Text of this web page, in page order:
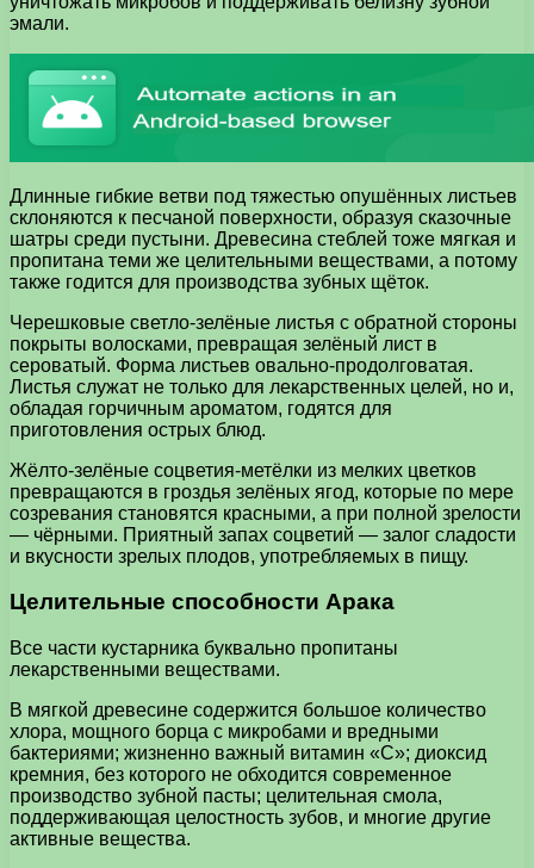
эмали.
Длинные гибкие ветви под тяжестью опушённых листьев
склоняются к песчаной поверхности, образуя сказочные
шатры среди пустыни. Древесина стеблей тоже мягкая и
пропитана теми же целительными веществами, а потому
также годится для производства зубных щёток.
Черешковые светло-зелёные листья с обратной стороны
покрыты волосками, превращая зелёный лист в
сероватый. Форма листьев овально-продолговатая.
Листья служат не только для лекарственных целей, но и,
обладая горчичным ароматом, годятся для
приготовления острых блюд.
Жёлто-зелёные соцветия-метёлки из мелких цветков
превращаются в гроздья зелёных ягод, которые по мере
созревания становятся красными, а при полной зрелости
— чёрными. Приятный запах соцветий — залог сладости
и вкусности зрелых плодов, употребляемых в пищу.
Целительные способности Арака
Все части кустарника буквально пропитаны
лекарственными веществами.
В мягкой древесине содержится большое количество
хлора, мощного борца с микробами и вредными
бактериями; жизненно важный витамин «С»; диоксид
кремния, без которого не обходится современное
производство зубной пасты; целительная смола,
поддерживающая целостность зубов, и многие другие
активные вещества.